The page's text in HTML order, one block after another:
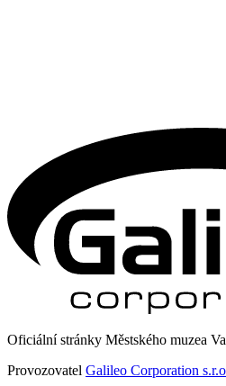
Oficiální stránky Městského muzea
Provozovatel Galileo Corporation